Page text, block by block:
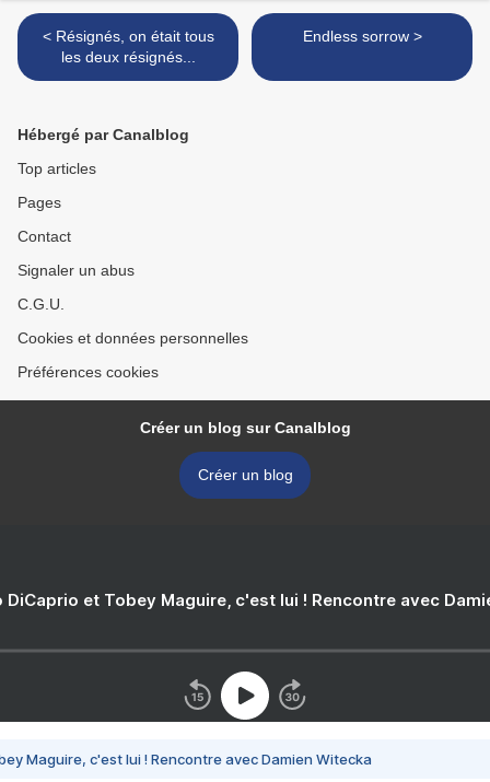
< Résignés, on était tous
les deux résignés...
Endless sorrow >
Hébergé par Canalblog
Top articles
Pages
Contact
Signaler un abus
C.G.U.
Cookies et données personnelles
Préférences cookies
Créer un blog sur Canalblog
Créer un blog
DiCaprio et Tobey Maguire, c'est lui ! Rencontre avec
Maguire, c'est lui ! Rencontre avec Damien Witecka